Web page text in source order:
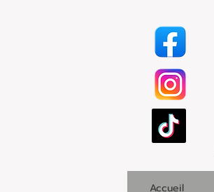
Accueil